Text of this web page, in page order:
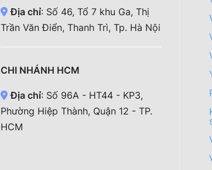
Địa chỉ: Số 46, Tổ 7 khu Ga, Thị
Trần Văn Điển, Thanh Trì, Tp. Hà Nội
CHI NHÁNH HCM
Địa chỉ: Số 96A - HT44 - KP3,
Phường Hiệp Thành, Quận 12 - TP.
HCM